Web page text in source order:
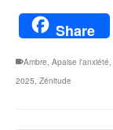
Share
Ambre Apaise l'anxiété
2025 Zénitude